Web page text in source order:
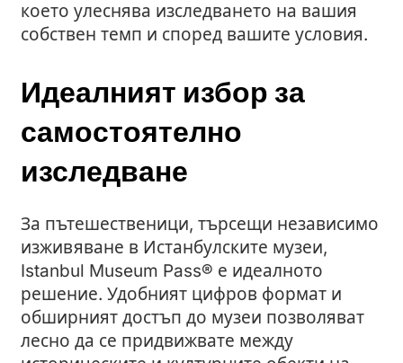
което улеснява изследването на вашия
собствен темп и според вашите условия.
Идеалният избор за
самостоятелно
изследване
За пътешественици, търсещи независимо
изживяване в Истанбулските музеи,
Istanbul Museum Pass® е идеалното
решение. Удобният цифров формат и
обширният достъп до музеи позволяват
лесно да се придвижвате между